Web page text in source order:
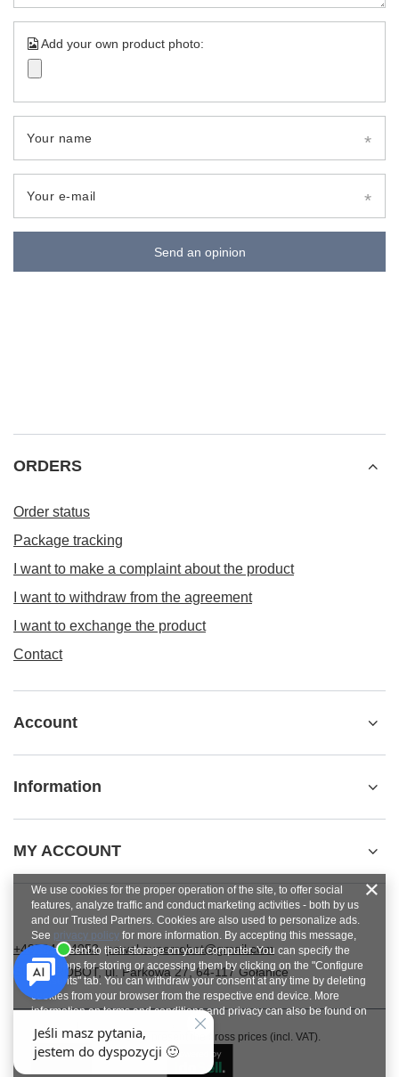
Add your own product photo:
Your name
Your e-mail
Send an opinion
ORDERS
Order status
Package tracking
I want to make a complaint about the product
I want to withdraw from the agreement
I want to exchange the product
Contact
Account
Information
MY ACCOUNT
+48784454053 pawel.superrobot@gmail.com
SUPERROBOT,ul. Parkowa 27,64-117Gołanice
In the store we present the gross prices (incl. VAT).
We use cookies for the proper operation of the site, to offer social
features, analyze traffic and conduct marketing activities - both by us
and our Trusted Partners. Cookies are also used to personalize ads.
See privacy policy for more information. By accepting this message,
you consent to their storage on your computer. You can specify the
conditions for storing or accessing them by clicking on the "Configure
Consents" tab. You can withdraw your consent at any time by deleting
cookies from your browser from the respective end device. More
information on terms and conditions and privacy can also be found on
Google's Privacy and Terms page
.
Close